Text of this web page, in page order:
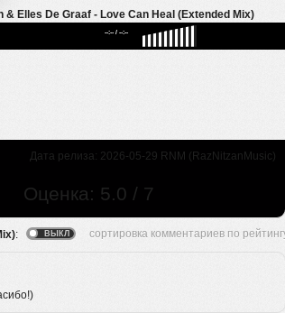
& Elles De Graaf - Love Can Heal (Extended Mix)
--:-- / --:--
Дата релиза: 2026-05-29 RNM (RazNitzanMusic)
Оценка: 5.0 / 7
: